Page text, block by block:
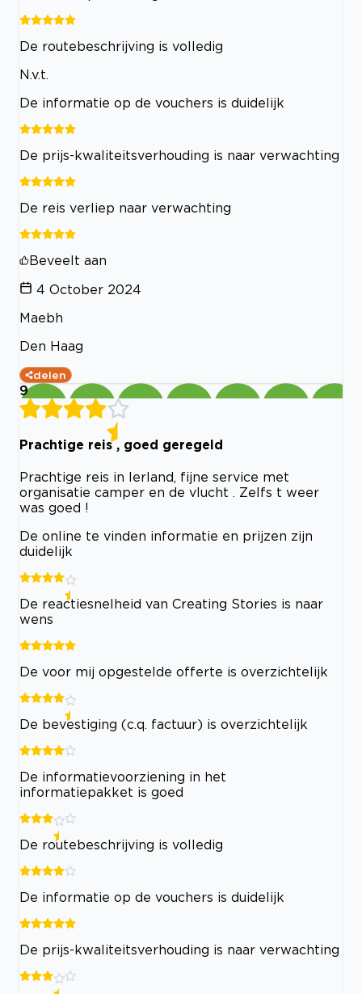
De routebeschrijving is volledig
N.v.t.
De informatie op de vouchers is duidelijk
De prijs-kwaliteitsverhouding is naar verwachting
De reis verliep naar verwachting
Beveelt aan
4 October 2024
Maebh
Den Haag
delen
9
Prachtige reis , goed geregeld
Prachtige reis in Ierland, fijne service met
organisatie camper en de vlucht . Zelfs t weer
was goed !
De online te vinden informatie en prijzen zijn
duidelijk
De reactiesnelheid van Creating Stories is naar
wens
De voor mij opgestelde offerte is overzichtelijk
De bevestiging (c.q. factuur) is overzichtelijk
De informatievoorziening in het
informatiepakket is goed
De routebeschrijving is volledig
De informatie op de vouchers is duidelijk
De prijs-kwaliteitsverhouding is naar verwachting